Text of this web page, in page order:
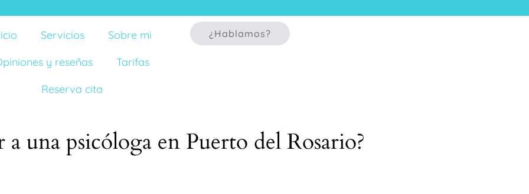
Servicios
Sobre mi
y reseñas
Tarifas
Reserva cita
¿Hablamos?
a una psicóloga en Puerto del Rosario?